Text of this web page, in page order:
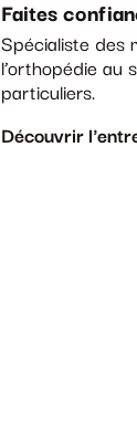
Faites
Spécialiste des
l’orthopédie au
particuliers.
Découvrir